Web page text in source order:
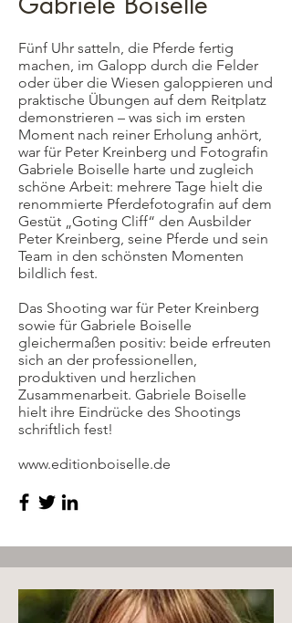
Fünf Uhr satteln, die Pferde fertig
machen, im Galopp durch die Felder
oder über die Wiesen galoppieren und
praktische Übungen auf dem Reitplatz
demonstrieren – was sich im ersten
Moment nach reiner Erholung anhört,
war für Peter Kreinberg und Fotografin
Gabriele Boiselle harte und zugleich
schöne Arbeit: mehrere Tage hielt die
renommierte Pferdefotografin auf dem
Gestüt „Goting Cliff“ den Ausbilder
Peter Kreinberg, seine Pferde und sein
Team in den schönsten Momenten
bildlich fest.
Das Shooting war für Peter Kreinberg
sowie für Gabriele Boiselle
gleichermaßen positiv: beide erfreuten
sich an der professionellen,
produktiven und herzlichen
Zusammenarbeit. Gabriele Boiselle
hielt ihre Eindrücke des Shootings
schriftlich fest!
www.editionboiselle.de